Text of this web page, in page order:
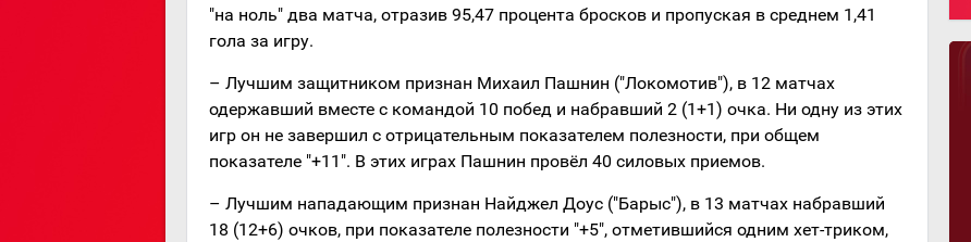
"на ноль" два матча, отразив 95,47 процента бросков и пропуская в среднем 1,41
гола за игру.
– Лучшим защитником признан Михаил Пашнин ("Локомотив"), в 12 матчах
одержавший вместе с командой 10 побед и набравший 2 (1+1) очка. Ни одну из этих
игр он не завершил с отрицательным показателем полезности, при общем
показателе "+11". В этих играх Пашнин провёл 40 силовых приемов.
– Лучшим нападающим признан Найджел Доус ("Барыс"), в 13 матчах набравший
18 (12+6) очков, при показателе полезности "+5", отметившийся одним хет-триком,